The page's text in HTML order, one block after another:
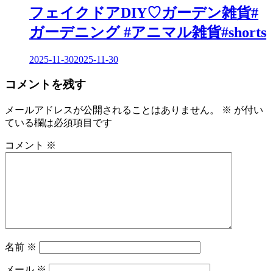
フェイクドアDIY♡ガーデン雑貨#
ガーデニング #アニマル雑貨#shorts
2025-11-302025-11-30
コメントを残す
メールアドレスが公開されることはありません。 ※ が付い
ている欄は必須項目です
コメント ※
名前 ※